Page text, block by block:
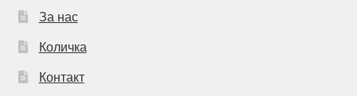
За нас
Количка
Контакт